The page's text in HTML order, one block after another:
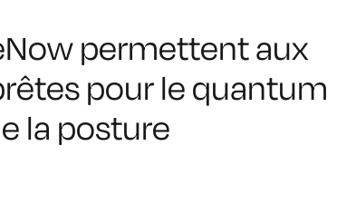
permettent aux
pour le quantum
la posture